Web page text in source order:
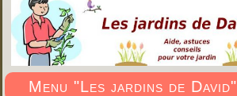
Menu "Les jardins de David"